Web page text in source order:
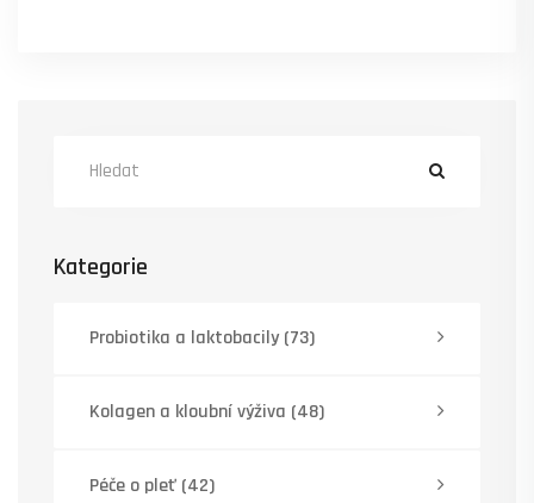
Kategorie
Probiotika a laktobacily(73)
Kolagen a kloubní výživa (48)
Péče o pleť (42)